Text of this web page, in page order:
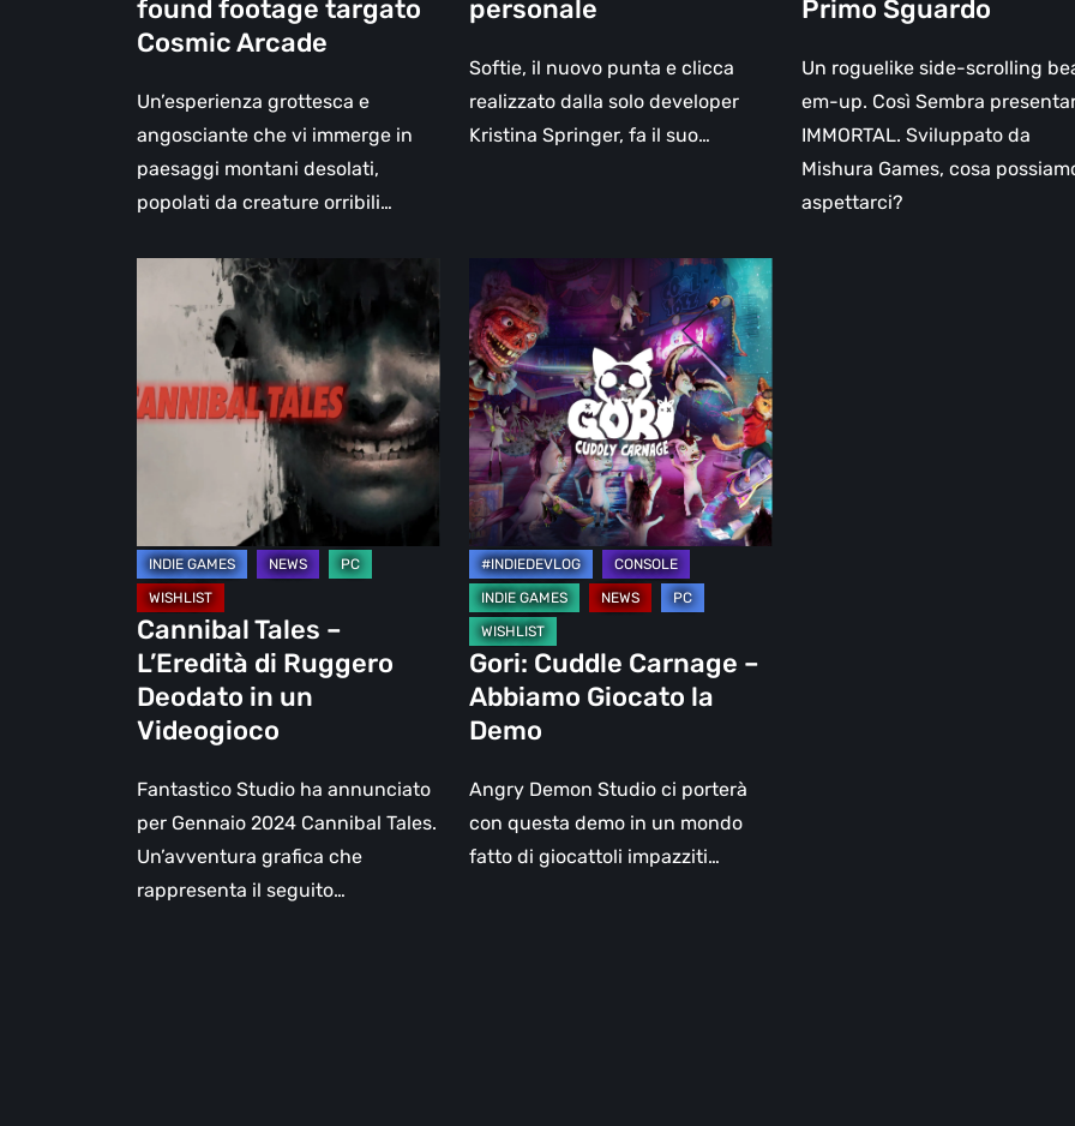
found footage targato
Cosmic Arcade
Un’esperienza grottesca e
angosciante che vi immerge in
paesaggi montani desolati,
popolati da creature orribili…
personale
Softie, il nuovo punta e clicca
realizzato dalla solo developer
Kristina Springer, fa il suo…
Primo Sguardo
Un roguelike side-scrolling
em-up. Così Sembra
IMMORTAL. Sviluppato da
Mishura Games, cosa
aspettarci?
Cannibal
Tales
L’Eredità
di
un
Videogioco
Cannibal Tales –
L’Eredità di Ruggero
Deodato in un
Videogioco
Fantastico Studio ha annunciato
per Gennaio 2024 Cannibal Tales.
Un’avventura grafica che
rappresenta il seguito…
Gori:
Cuddle
Carnage
–
Abbiamo
Giocato
la
Demo
Gori: Cuddle Carnage –
Abbiamo Giocato la
Demo
Angry Demon Studio ci porterà
con questa demo in un mondo
fatto di giocattoli impazziti…